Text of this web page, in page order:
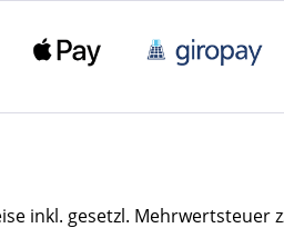
inkl. gesetzl. Mehrwertsteuer